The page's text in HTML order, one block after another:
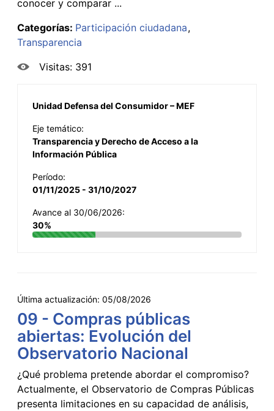
conocer y comparar ...
Categorías: Participación ciudadana
Transparencia
Visitas: 391
Unidad Defensa del Consumidor – MEF
Eje temático:
Transparencia y Derecho de Acceso a la
Información Pública
Período:
01/11/2025 - 31/10/2027
Avance al 30/06/2026:
30%
Última actualización: 05/08/2026
09 - Compras públicas
abiertas: Evolución del
Observatorio Nacional
¿Qué problema pretende abordar el compromiso?
Actualmente, el Observatorio de Compras Públicas
presenta limitaciones en su capacidad de análisis,